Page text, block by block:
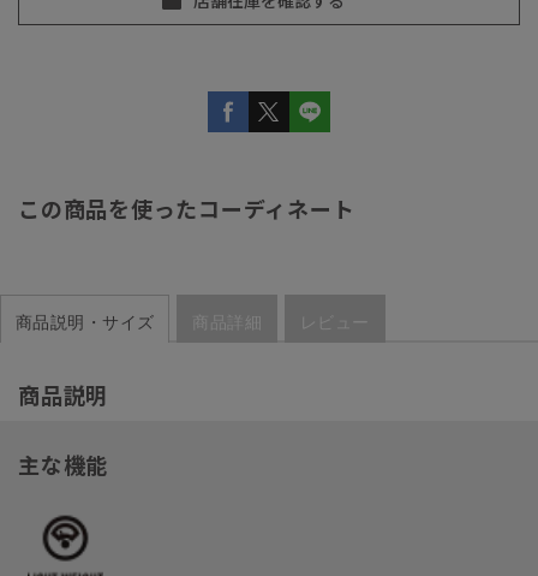
この商品を使ったコーディネート
商品説明・サイズ 商品詳細 レビュー
商品説明
主な機能